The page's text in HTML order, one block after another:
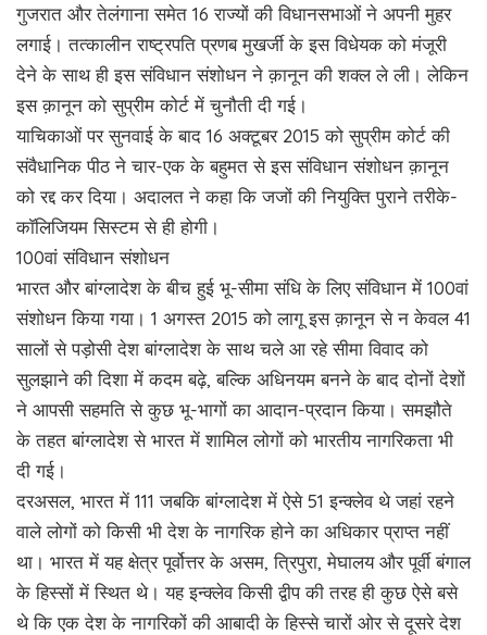
गुजरात और तेलंगाना समेत 16 राज्यों की विधानसभाओं ने अपनी मुहर
लगाई। तत्कालीन राष्ट्रपति प्रणब मुखर्जी के इस विधेयक को मंजूरी
देने के साथ ही इस संविधान संशोधन ने क़ानून की शक्ल ले ली। लेकिन
इस क़ानून को सुप्रीम कोर्ट में चुनौती दी गई।
याचिकाओं पर सुनवाई के बाद 16 अक्टूबर 2015 को सुप्रीम कोर्ट की
संवैधानिक पीठ ने चार-एक के बहुमत से इस संविधान संशोधन क़ानून
को रद्द कर दिया। अदालत ने कहा कि जजों की नियुक्ति पुराने तरीके-
काॅलिजियम सिस्टम से ही होगी।
100वां संविधान संशोधन
भारत और बांग्लादेश के बीच हुई भू-सीमा संधि के लिए संविधान में 100वां
संशोधन किया गया। 1 अगस्त 2015 को लागू इस क़ानून से न केवल 41
सालों से पड़ोसी देश बांग्लादेश के साथ चले आ रहे सीमा विवाद को
सुलझाने की दिशा में कदम बढ़े, बल्कि अधिनयम बनने के बाद दोनों देशों
ने आपसी सहमति से कुछ भू-भागों का आदान-प्रदान किया। समझौते
के तहत बांग्लादेश से भारत में शामिल लोगों को भारतीय नागरिकता भी
दी गई।
दरअसल, भारत में 111 जबकि बांग्लादेश में ऐसे 51 इन्क्लेव थे जहां रहने
वाले लोगों को किसी भी देश के नागरिक होने का अधिकार प्राप्त नहीं
था। भारत में यह क्षेत्र पूर्वोत्तर के असम, त्रिपुरा, मेघालय और पूर्वी बंगाल
के हिस्सों में स्थित थे। यह इन्क्लेव किसी द्वीप की तरह ही कुछ ऐसे बसे
थे कि एक देश के नागरिकों की आबादी के हिस्से चारों ओर से दूसरे देश